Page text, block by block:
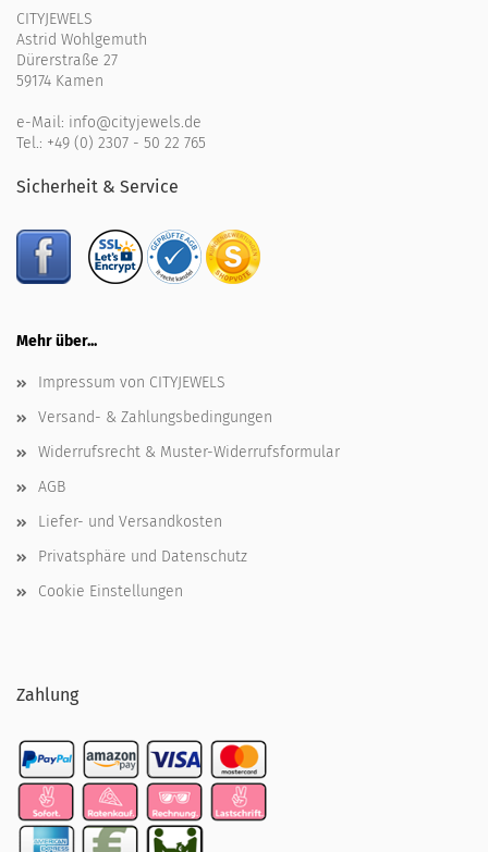
CITYJEWELS
Astrid Wohlgemuth
Dürerstraße 27
59174 Kamen
e-Mail: info@cityjewels.de
Tel.: +49 (0) 2307 - 50 22 765
Sicherheit & Service
Mehr über...
Impressum von CITYJEWELS
Versand- & Zahlungsbedingungen
Widerrufsrecht & Muster-Widerrufsformular
AGB
Liefer- und Versandkosten
Privatsphäre und Datenschutz
Cookie Einstellungen
Zahlung